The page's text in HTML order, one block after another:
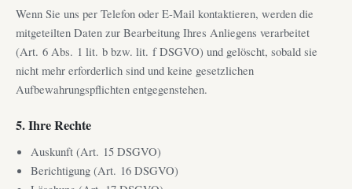
Wenn Sie uns per Telefon oder E-Mail kontaktieren, werden die
mitgeteilten Daten zur Bearbeitung Ihres Anliegens verarbeitet
(Art. 6 Abs. 1 lit. b bzw. lit. f DSGVO) und gelöscht, sobald sie
nicht mehr erforderlich sind und keine gesetzlichen
Aufbewahrungspflichten entgegenstehen.
5. Ihre Rechte
Auskunft (Art. 15 DSGVO)
Berichtigung (Art. 16 DSGVO)